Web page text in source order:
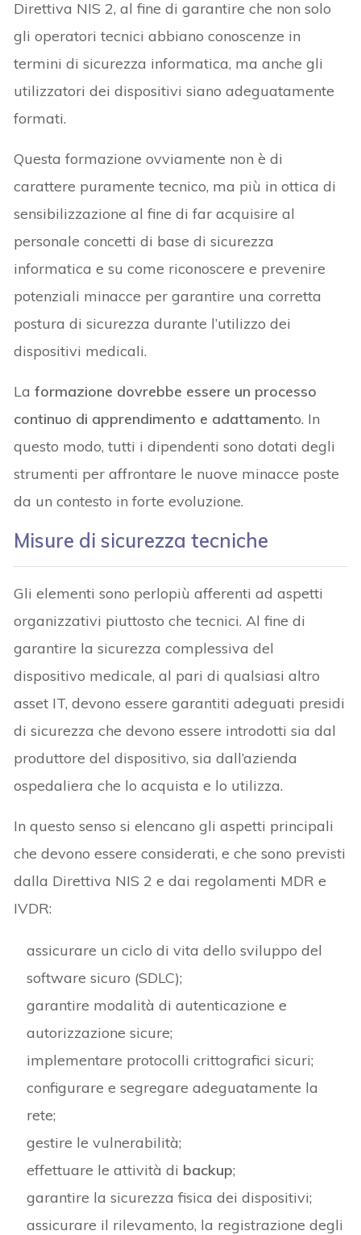
Direttiva NIS 2, al fine di garantire che non solo
gli operatori tecnici abbiano conoscenze in
termini di sicurezza informatica, ma anche gli
utilizzatori dei dispositivi siano adeguatamente
formati.
Questa formazione ovviamente non è di
carattere puramente tecnico, ma più in ottica di
sensibilizzazione al fine di far acquisire al
personale concetti di base di sicurezza
informatica e su come riconoscere e prevenire
potenziali minacce per garantire una corretta
postura di sicurezza durante l’utilizzo dei
dispositivi medicali.
Laformazione dovrebbe essere un processo
continuo di apprendimento e adattamento. In
questo modo, tutti i dipendenti sono dotati degli
strumenti per affrontare le nuove minacce poste
da un contesto in forte evoluzione.
Misure di sicurezza tecniche
Gli elementi sono perlopiù afferenti ad aspetti
organizzativi piuttosto che tecnici. Al fine di
garantire la sicurezza complessiva del
dispositivo medicale, al pari di qualsiasi altro
asset IT, devono essere garantiti adeguati presidi
di sicurezza che devono essere introdotti sia dal
produttore del dispositivo, sia dall’azienda
ospedaliera che lo acquista e lo utilizza.
In questo senso si elencano gli aspetti principali
che devono essere considerati, e che sono previsti
dalla Direttiva NIS 2 e dai regolamenti MDR e
IVDR:
assicurare un ciclo di vita dello sviluppo del
software sicuro (SDLC);
garantire modalità di autenticazione e
autorizzazione sicure;
implementare protocolli crittografici sicuri;
configurare e segregare adeguatamente la
rete;
gestire le vulnerabilità;
effettuare le attività di backup;
garantire la sicurezza fisica dei dispositivi;
assicurare il rilevamento, la registrazione degli